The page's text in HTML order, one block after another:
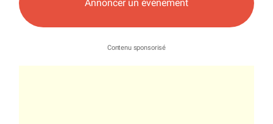
Annoncer un événement